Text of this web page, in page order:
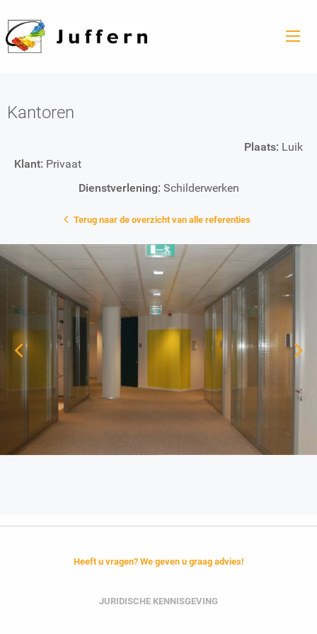
Kantoren
Plaats: Luik
Klant: Privaat
Dienstverlening: Schilderwerken
Terug naar de overzicht van alle referenties
Heeft u vragen? We geven u graag advies!
JURIDISCHE KENNISGEVING